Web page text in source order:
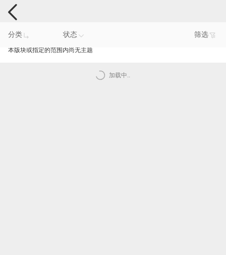
手机反馈
分类 状态 筛选
本版块或指定的范围内尚无主题
加载中..